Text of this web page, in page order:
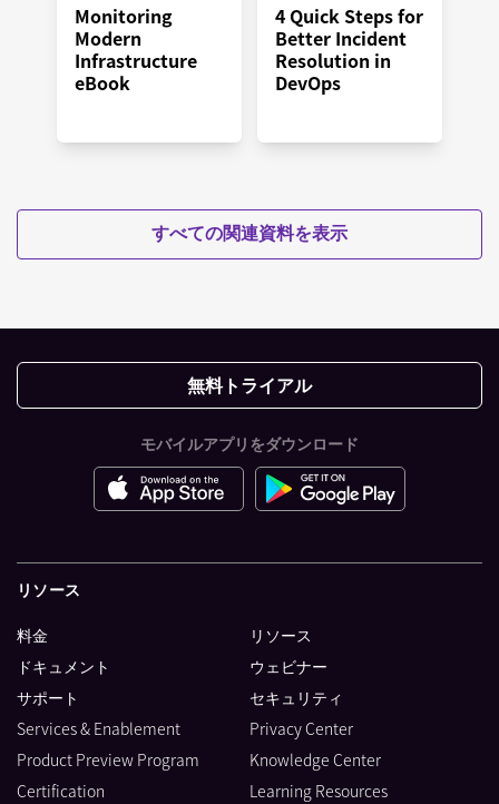
Monitoring
Modern
Infrastructure
eBook
4 Quick Steps for
Better Incident
Resolution in
DevOps
すべての関連資料を表示
無料トライアル
モバイルアプリをダウンロード
リソース
料金
ドキュメント
サポート
Services & Enablement
Product Preview Program
Certification
リソース
ウェビナー
セキュリティ
Privacy Center
Knowledge Center
Learning Resources